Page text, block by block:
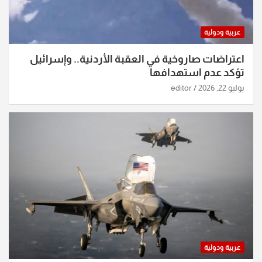
عربية ودولية
اعتراضات صاروخية في العقبة الأردنية.. وإسرائيل
تؤكد عدم استهدافها
يوليو 22, 2026 editor
عربية ودولية